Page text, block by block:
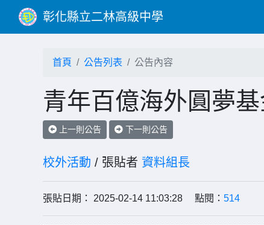
彰化縣立二林高級中學
首頁 公告列表 公告內容
青年百億海外圓夢
上一則公告 下一則公告
校外活動 / 張貼者 資料組長
張貼日期： 2025-02-14 11:03:28 點閱： 514